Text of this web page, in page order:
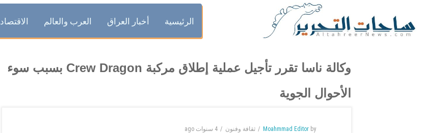
الرئيسية أخبار العراق العرب والعالم الاقتصاد
وكالة ناسا تقرر تأجيل عملية إطلاق مركبة Crew Dragon بسبب سوء
الأحوال الجوية
by
Moahmmad Editor ثقافة وفنون 4 سنوات ago